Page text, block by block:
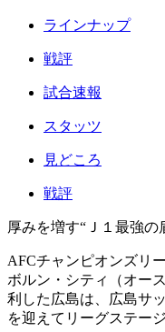
ラインナップ
戦評
試合速報
スタッツ
見どころ
戦評
厚みを増す“Ｊ１最強の
AFCチャンピオンズリ
ボルン・シティ（オー
利した広島は、広島サ
を迎えてリーグステー